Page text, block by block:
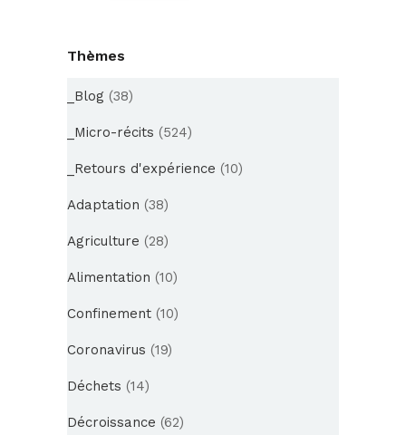
Thèmes
_Blog (38)
_Micro-récits (524)
_Retours d'expérience (10)
Adaptation (38)
Agriculture (28)
Alimentation (10)
Confinement (10)
Coronavirus (19)
Déchets (14)
Décroissance (62)